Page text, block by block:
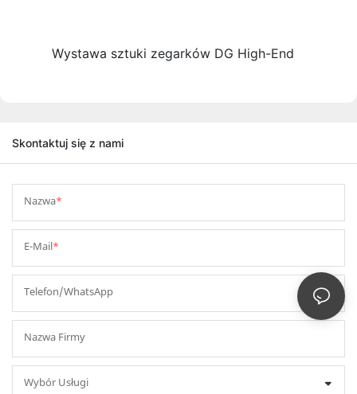
Wystawa sztuki zegarków DG High-End
Skontaktuj się z nami
Nazwa
E-Mail
Telefon/WhatsApp
Nazwa Firmy
Wybór Usługi